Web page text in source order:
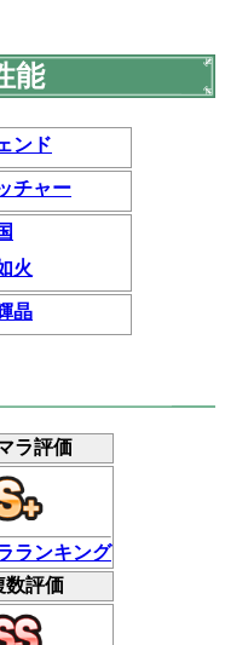
能
ンド
チャー
火
晶
ラ評価
ランキング
数評価